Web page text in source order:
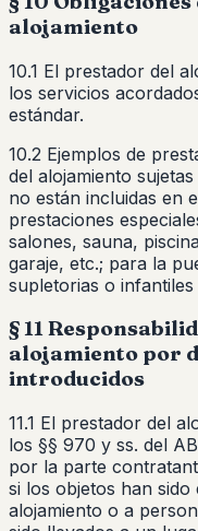
alojamiento
10.1 El prestador del
los servicios
estándar.
10.2 Ejemplos de
del alojamiento
no están incluidas en
prestaciones
salones, sauna,
garaje, etc.; para la
supletorias o
§ 11
alojamiento por
introducidos
11.1 El prestador del
los §§ 970 y ss. del
por la parte
si los objetos han
alojamiento o a